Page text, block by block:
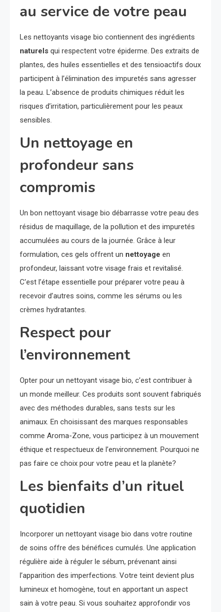
au service de votre peau
Les nettoyants visage bio contiennent des ingrédients
naturels qui respectent votre épiderme. Des extraits de
plantes, des huiles essentielles et des tensioactifs doux
participent à l’élimination des impuretés sans agresser
la peau. L’absence de produits chimiques réduit les
risques d’irritation, particulièrement pour les peaux
sensibles.
Un nettoyage en
profondeur sans
compromis
Un bon nettoyant visage bio débarrasse votre peau des
résidus de maquillage, de la pollution et des impuretés
accumulées au cours de la journée. Grâce à leur
formulation, ces gels offrent un nettoyage en
profondeur, laissant votre visage frais et revitalisé.
C’est l’étape essentielle pour préparer votre peau à
recevoir d’autres soins, comme les sérums ou les
crèmes hydratantes.
Respect pour
l’environnement
Opter pour un nettoyant visage bio, c’est contribuer à
un monde meilleur. Ces produits sont souvent fabriqués
avec des méthodes durables, sans tests sur les
animaux. En choisissant des marques responsables
comme Aroma-Zone, vous participez à un mouvement
éthique et respectueux de l’environnement. Pourquoi ne
pas faire ce choix pour votre peau et la planète?
Les bienfaits d’un rituel
quotidien
Incorporer un nettoyant visage bio dans votre routine
de soins offre des bénéfices cumulés. Une application
régulière aide à réguler le sébum, prévenant ainsi
l’apparition des imperfections. Votre teint devient plus
lumineux et homogène, tout en apportant un aspect
sain à votre peau. Si vous souhaitez approfondir vos